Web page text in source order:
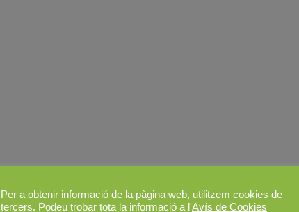
Per a obtenir informació de la pàgina web, utilitzem cookies de
tercers. Podeu trobar tota la informació a l'Avís de Cookies